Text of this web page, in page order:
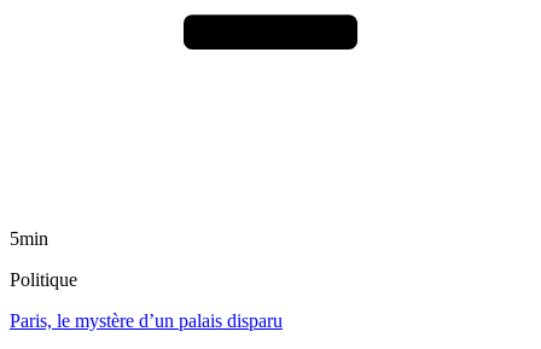
5min
Politique
Paris, le mystère d’un palais disparu